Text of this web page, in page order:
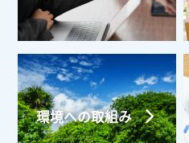
環境への取組み